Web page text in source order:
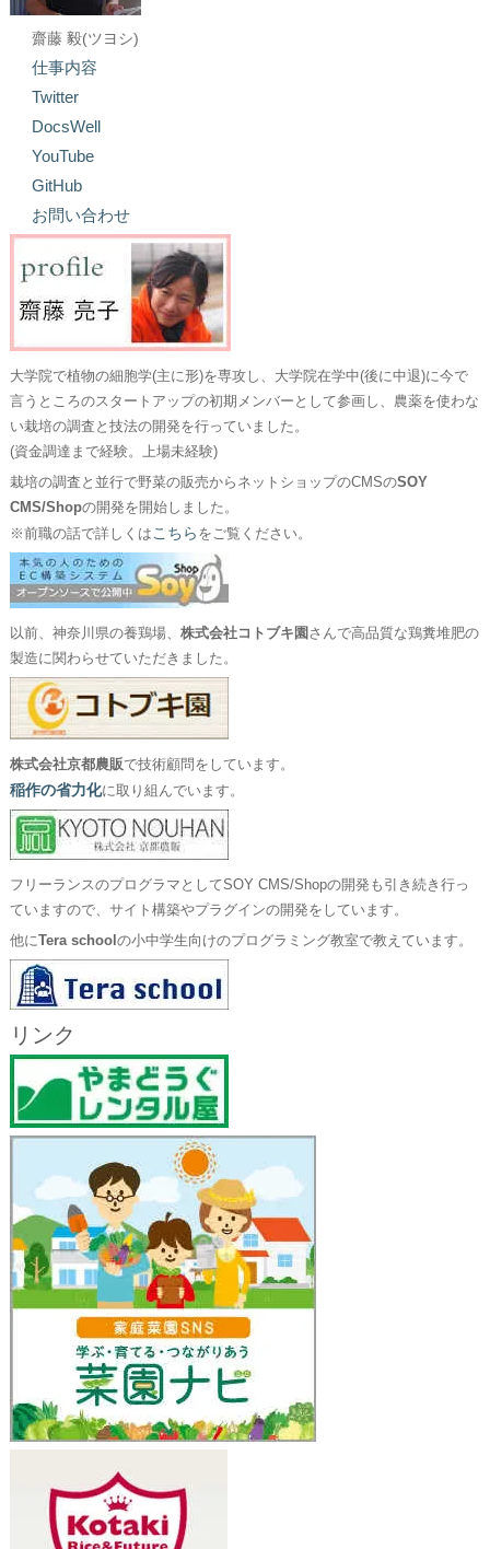
齋藤 毅(ツヨシ)
仕事内容
Twitter
DocsWell
YouTube
GitHub
お問い合わせ
大学院で植物の細胞学(主に形)を専攻し、大学院在学中(後に中退)に今で
言うところのスタートアップの初期メンバーとして参画し、農薬を使わな
い栽培の調査と技法の開発を行っていました。
(資金調達まで経験。上場未経験)
栽培の調査と並行で野菜の販売からネットショップのCMSのSOY
CMS/Shopの開発を開始しました。
※前職の話で詳しくは こちら をご覧ください。
以前、神奈川県の養鶏場、 株式会社コトブキ園 さんで高品質な鶏糞堆肥の
製造に関わらせていただきました。
株式会社京都農販で技術顧問をしています。
稲作の省力化に取り組んでいます。
フリーランスのプログラマとしてSOY CMS/Shopの開発も引き続き行っ
ていますので、サイト構築やプラグインの開発をしています。
他にTera school の小中学生向けのプログラミング教室で教えています。
リンク